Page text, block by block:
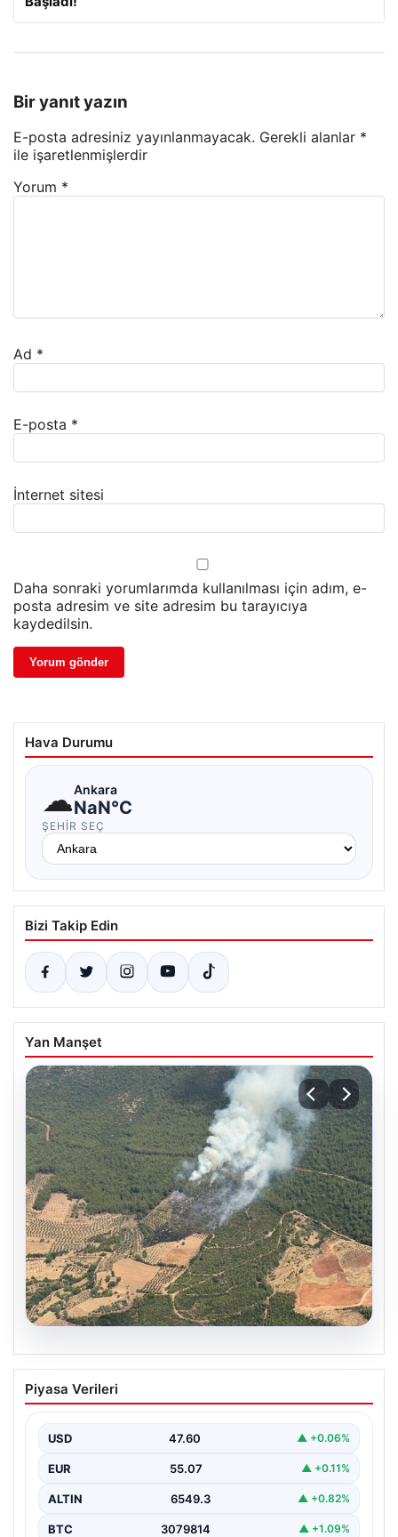
Bir yanıt yazın
E-posta adresiniz yayınlanmayacak. Gerekli alanlar *
ile işaretlenmişlerdir
Yorum *
Ad *
E-posta *
İnternet sitesi
Daha sonraki yorumlarımda kullanılması için adım, e-
posta adresim ve site adresim bu tarayıcıya
kaydedilsin.
Hava Durumu
☁Ankara
NaN°C
ŞEHIR SEÇ
Bizi Takip Edin
Yan Manşet
Muğla Yatağan’da orman yangını
Piyasa Verileri
USD 47.60 ▲ +0.06%
EUR 55.07 ▲ +0.11%
ALTIN 6549.3 ▲ +0.82%
BTC 3079814 ▲ +1.09%